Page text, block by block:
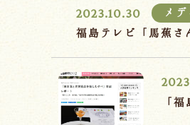
2023.10.30
メ
福島テレビ「馬蕉さ
「